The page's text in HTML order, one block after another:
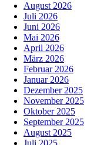
August 2026
Juli 2026
Juni 2026
Mai 2026
April 2026
März 2026
Februar 2026
Januar 2026
Dezember 2025
November 2025
Oktober 2025
September 2025
August 2025